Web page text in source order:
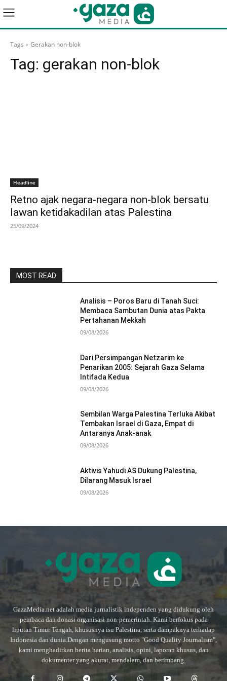
Tags Gerakan non-blok
Tag: gerakan non-blok
Headline
Retno ajak negara-negara non-blok bersatu
lawan ketidakadilan atas Palestina
25/09/2024
MOST READ
Analisis – Poros Baru di Tanah Suci:
Membaca Sambutan Dunia atas Pakta
Pertahanan Mekkah
09/08/2026
Dari Persimpangan Netzarim ke
Penarikan 2005: Sejarah Gaza Selama
Intifada Kedua
09/08/2026
Sembilan Warga Palestina Terluka Akibat
Tembakan Israel di Gaza, Empat di
Antaranya Anak-anak
09/08/2026
Aktivis Yahudi AS Dukung Palestina,
Dilarang Masuk Israel
09/08/2026
GazaMedia.net adalah media jurnalistik independen yang didukung oleh
pembaca dan donasi organisasi non-pemerintah. Kami berfokus pada
liputan Timur Tengah, khususnya isu Palestina, serta dampaknya terhadap
Indonesia dan dunia.Dengan mengusung motto "Good Quality Journalism",
kami menghadirkan berita harian, analisis, opini, laporan khusus, dan
dokumenter yang akurat, mendalam, dan berimbang.